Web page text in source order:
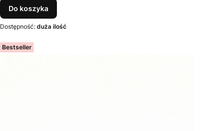
Do koszyka
Dostępność: duża ilość
Bestseller